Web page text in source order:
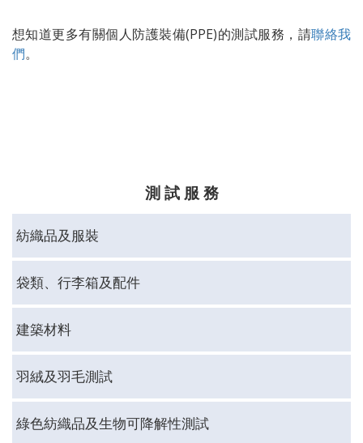
想知道更多有關個人防護裝備(PPE)的測試服務， 請聯絡我
們。
測 試 服 務
紡織品及服裝
袋類、行李箱及配件
建築材料
羽絨及羽毛測試
綠色紡織品及生物可降解性測試